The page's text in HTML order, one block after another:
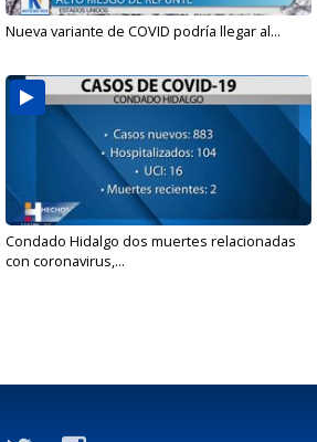
Nueva variante de COVID podría llegar al...
Condado Hidalgo dos muertes relacionadas
con coronavirus,...